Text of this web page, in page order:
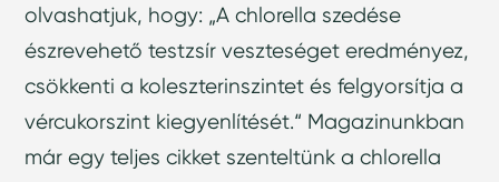
olvashatjuk, hogy: „A chlorella szedése
észrevehető testzsír veszteséget eredményez,
csökkenti a koleszterinszintet és felgyorsítja a
vércukorszint kiegyenlítését.“ Magazinunkban
már egy teljes cikket szenteltünk a chlorella